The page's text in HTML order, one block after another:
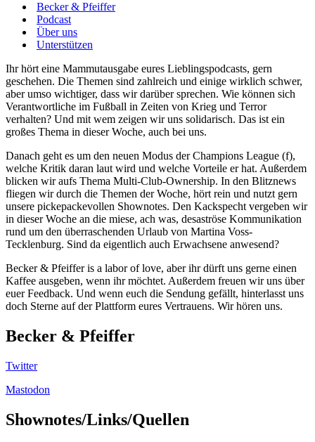
Becker & Pfeiffer
Podcast
Über uns
Unterstützen
Ihr hört eine Mammutausgabe eures Lieblingspodcasts, gern
geschehen. Die Themen sind zahlreich und einige wirklich schwer,
aber umso wichtiger, dass wir darüber sprechen. Wie können sich
Verantwortliche im Fußball in Zeiten von Krieg und Terror
verhalten? Und mit wem zeigen wir uns solidarisch. Das ist ein
großes Thema in dieser Woche, auch bei uns.
Danach geht es um den neuen Modus der Champions League (f),
welche Kritik daran laut wird und welche Vorteile er hat. Außerdem
blicken wir aufs Thema Multi-Club-Ownership. In den Blitznews
fliegen wir durch die Themen der Woche, hört rein und nutzt gern
unsere pickepackevollen Shownotes. Den Kackspecht vergeben wir
in dieser Woche an die miese, ach was, desaströse Kommunikation
rund um den überraschenden Urlaub von Martina Voss-
Tecklenburg. Sind da eigentlich auch Erwachsene anwesend?
Becker & Pfeiffer is a labor of love, aber ihr dürft uns gerne einen
Kaffee ausgeben, wenn ihr möchtet. Außerdem freuen wir uns über
euer Feedback. Und wenn euch die Sendung gefällt, hinterlasst uns
doch Sterne auf der Plattform eures Vertrauens. Wir hören uns.
Becker & Pfeiffer
Twitter
Mastodon
Shownotes/Links/Quellen